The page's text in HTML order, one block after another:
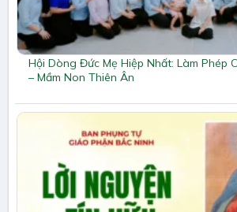
Hội Dòng Đức Mẹ Hiệp Nhất: Làm Phép
– Mầm Non Thiên Ân